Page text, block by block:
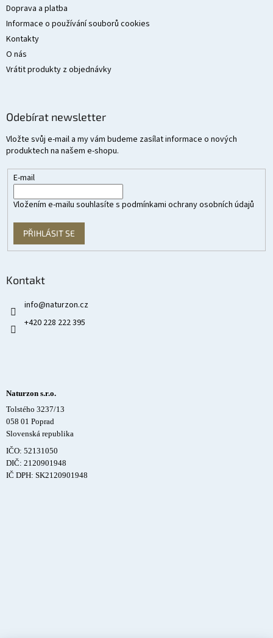
Doprava a platba
Informace o používání souborů cookies
Kontakty
O nás
Vrátit produkty z objednávky
Odebírat newsletter
Vložte svůj e-mail a my vám budeme zasílat informace o nových
produktech na našem e-shopu.
E-mail
Vložením e-mailu souhlasíte s podmínkami ochrany osobních údajů
PŘIHLÁSIT SE
Kontakt
info@naturzon.cz
+420 228 222 395
Naturzon s.r.o.
Tolstého 3237/13
058 01 Poprad
Slovenská republika
IČO: 52131050
DIČ: 2120901948
IČ DPH: SK2120901948